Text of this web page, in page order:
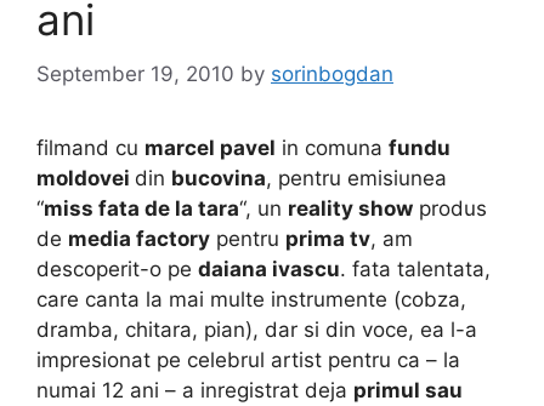
ani
September 19, 2010 by sorinbogdan
filmand cu marcel pavel in comuna fundu
moldovei din bucovina, pentru emisiunea
“miss fata de la tara“, un reality show produs
de media factory pentru prima tv, am
descoperit-o pe daiana ivascu. fata talentata,
care canta la mai multe instrumente (cobza,
dramba, chitara, pian), dar si din voce, ea l-a
impresionat pe celebrul artist pentru ca – la
numai 12 ani – a inregistrat deja primul sau